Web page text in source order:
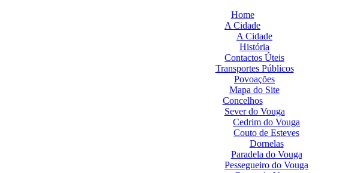
Home
A Cidade
A Cidade
História
Contactos Úteis
Transportes Públicos
Povoações
Mapa do Site
Concelhos
Sever do Vouga
Cedrim do Vouga
Couto de Esteves
Dornelas
Paradela do Vouga
Pessegueiro do Vouga